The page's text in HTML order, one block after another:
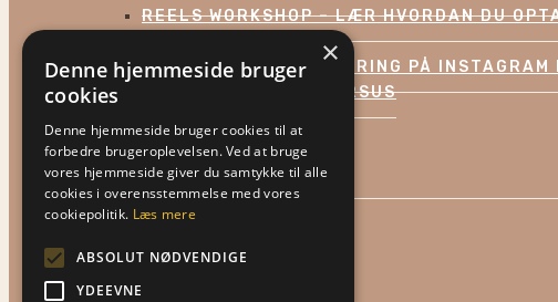
REELS WORKSHOP – LÆR HVORDAN DU
FOREDRAG OM MARKEDSFØRING PÅ INSTAGRAM
INSTAGRAM REELS LYNKURSUS
KONTAKT
TOGGLE
CHILD
MENU
HANDELSBETINGELSER
KUNDEUDTALELSER
BLOG
×
Denne hjemmeside bruger
cookies
Denne hjemmeside bruger cookies til at
forbedre brugeroplevelsen. Ved at bruge
vores hjemmeside giver du samtykke til alle
cookies i overensstemmelse med vores
cookiepolitik. Læs mere
ABSOLUT NØDVENDIGE
YDEEVNE